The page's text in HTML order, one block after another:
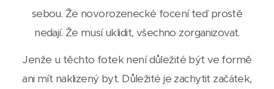
sebou. Že novorozenecké focení teď prostě
nedají. Že musí uklidit, všechno zorganizovat.
Jenže u těchto fotek není důležité být ve formě
ani mít naklizený byt. Důležité je zachytit začátek,